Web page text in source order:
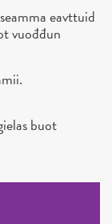
eavttuid
vuođđun
buot